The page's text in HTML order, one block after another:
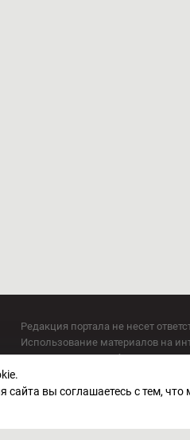
Редакция портала не несет
Использование материалов на
Использование любых
СМИ зарегистрировано
сайта вы соглашаетесь с тем,